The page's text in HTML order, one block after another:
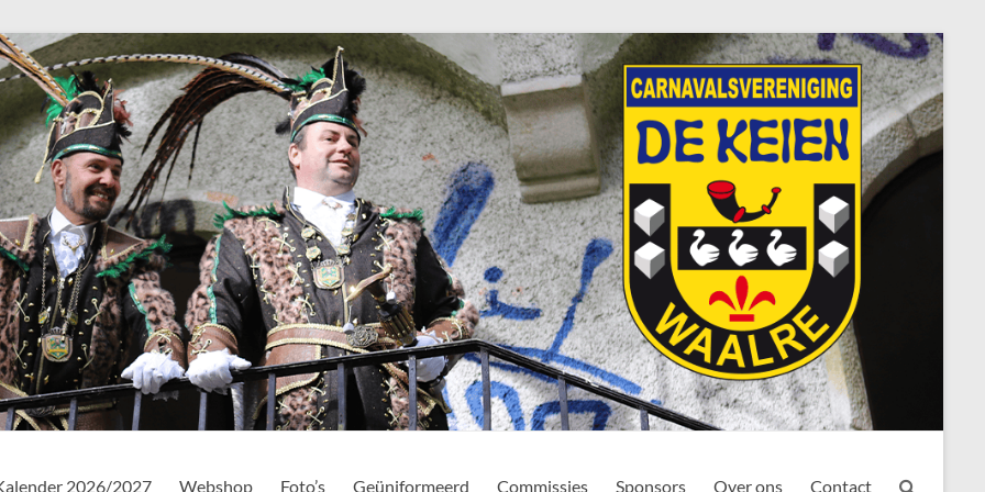
2026/2027 Webshop Foto’s Geüniformeerd Commissies Sponsors Over ons Contact